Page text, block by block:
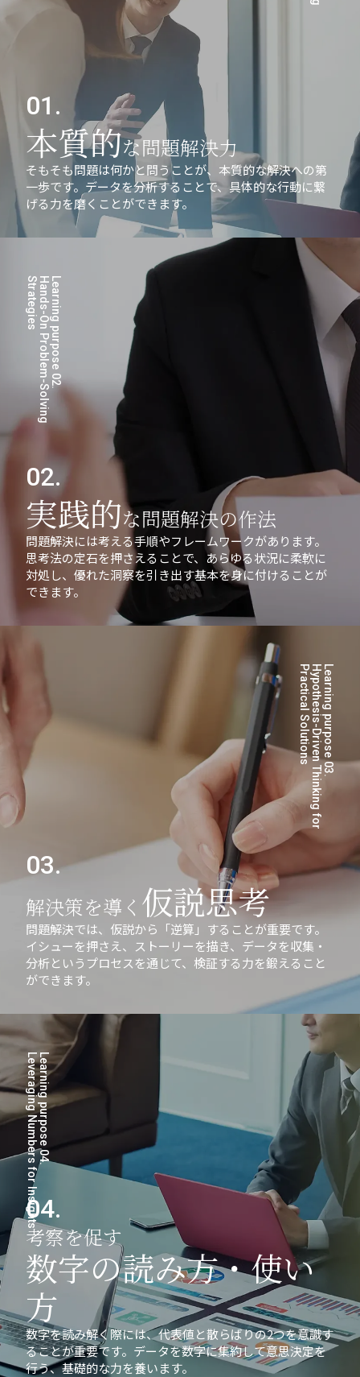
01.
本質的な問題解決力
そもそも問題は何かと問うことが、本質的な解決への第
一歩です。データを分析することで、具体的な行動に繋
げる力を磨くことができます。
Learning purpose 02.
H
a
n
d
s
-
O
n
P
r
o
b
l
e
m
-
S
o
l
v
i
n
g
S
t
r
a
t
e
g
i
e
s
02.
実践的な問題解決の作法
問題解決には考える手順やフレームワークがあります。
思考法の定石を押さえることで、あらゆる状況に柔軟に
対処し、優れた洞察を引き出す基本を身に付けることが
できます。
Learning purpose 03.
H
y
p
o
t
h
e
s
i
s
-
D
r
i
v
e
n
T
h
i
n
k
i
n
g
f
o
r
P
r
a
c
t
i
c
a
l
S
o
l
u
t
i
o
n
s
03.
解決策を導く 仮説思考
問題解決では、仮説から「逆算」することが重要です。
イシューを押さえ、ストーリーを描き、データを収集・
分析というプロセスを通じて、検証する力を鍛えること
ができます。
Learning purpose 04.
Leveraging Numbers for Insights
04.
考察を促す
数字の読み方・使い
方
数字を読み解く際には、代表値と散らばりの2つを意識す
ることが重要です。データを数字に集約して意思決定を
行う、基礎的な力を養います。